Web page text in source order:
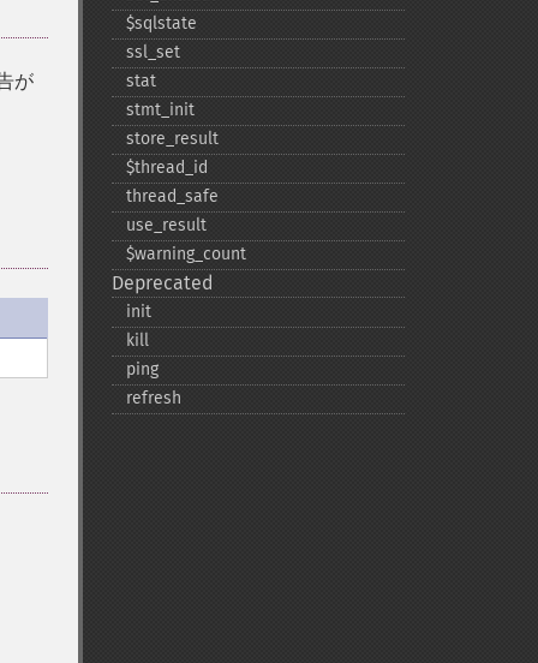
が
$sqlstate
ssl_​set
stat
stmt_​init
store_​result
$thread_​id
thread_​safe
use_​result
$warning_​count
Deprecated
init
kill
ping
refresh